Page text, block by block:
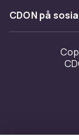
Jobbe på CDON
Investor
Merchant
CDON på